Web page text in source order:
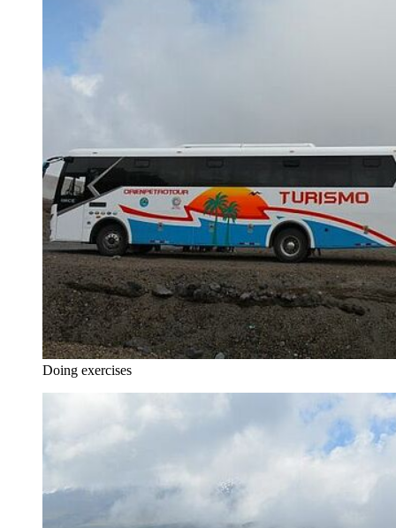
Doing exercises